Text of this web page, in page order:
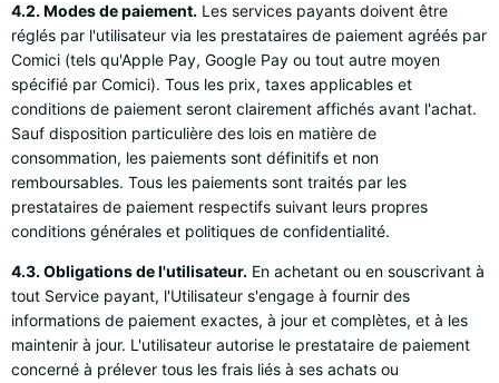
4.2. Modes de paiement. Les services payants doivent être
réglés par l'utilisateur via les prestataires de paiement agréés par
Comici (tels qu'Apple Pay, Google Pay ou tout autre moyen
spécifié par Comici). Tous les prix, taxes applicables et
conditions de paiement seront clairement affichés avant l'achat.
Sauf disposition particulière des lois en matière de
consommation, les paiements sont définitifs et non
remboursables. Tous les paiements sont traités par les
prestataires de paiement respectifs suivant leurs propres
conditions générales et politiques de confidentialité.
4.3. Obligations de l'utilisateur. En achetant ou en souscrivant à
tout Service payant, l'Utilisateur s'engage à fournir des
informations de paiement exactes, à jour et complètes, et à les
maintenir à jour. L'utilisateur autorise le prestataire de paiement
concerné à prélever tous les frais liés à ses achats ou